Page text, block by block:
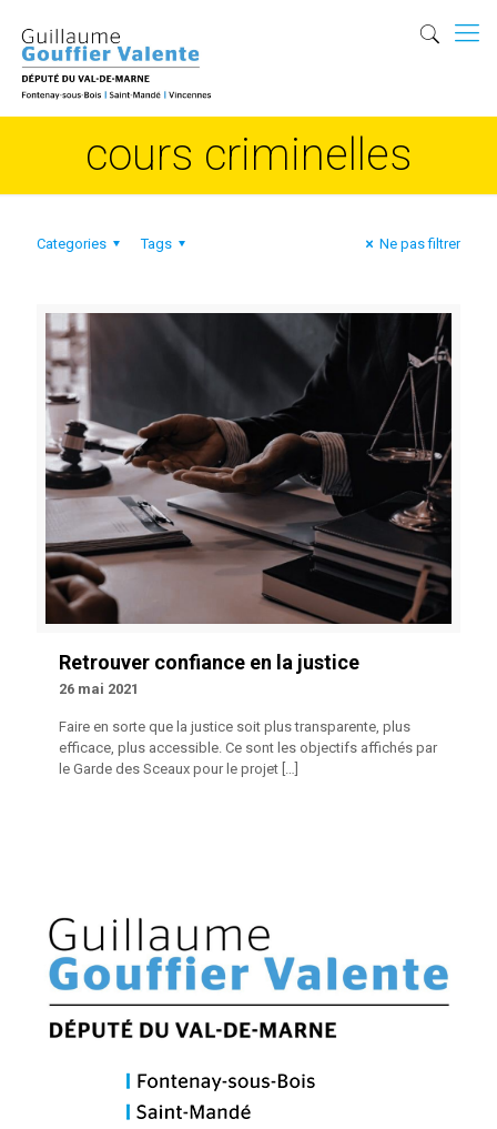
cours criminelles
Categories Tags Ne pas filtrer
Retrouver confiance en la justice
26 mai 2021
Faire en sorte que la justice soit plus transparente, plus
efficace, plus accessible. Ce sont les objectifs affichés par
le Garde des Sceaux pour le projet